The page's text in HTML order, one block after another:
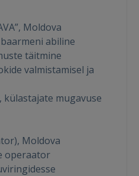
Moldova
abiline
täitmine
valmistamisel ja
külastajate mugavuse
Moldova
operaator